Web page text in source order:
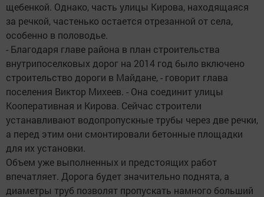
щебенкой. Однако, часть улицы Кирова, находящаяся
за речкой, частенько остается отрезанной от села,
особенно в половодье.
- Благодаря главе района в план строительства
внутрипоселковых дорог на 2014 год было включено
строительство дороги в Майдане, - говорит глава
поселения Виктор Михеев. - Она соединит улицы
Кооперативная и Кирова. Сейчас строители
устанавливают водопропускные трубы через две речки,
а перед этим они смонтировали бетонные площадки
для их установки.
Объем уже выполненных и предстоящих работ
впечатляет. Дорога будет значительно поднята, а
диаметры труб позволят пропускать намного больший